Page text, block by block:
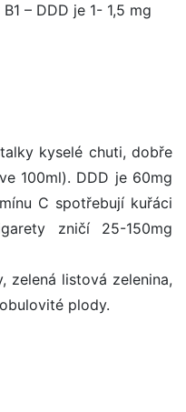
– DDD je 1- 1,5 mg
kyselé chuti, dobře
100ml). DDD je 60mg
C spotřebují kuřáci
zničí 25-150mg
zelená listová zelenina,
plody.